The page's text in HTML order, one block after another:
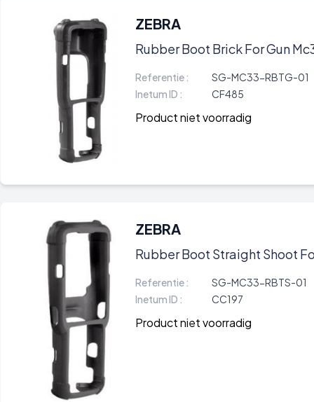
ZEBRA
Rubber Boot Brick For Gun
Referentie :
SG-MC33-RBTG-01
Inetum ID :
CF485
Product niet voorradig
ZEBRA
Rubber Boot Straight Shoot
Referentie :
SG-MC33-RBTS-01
Inetum ID :
CC197
Product niet voorradig